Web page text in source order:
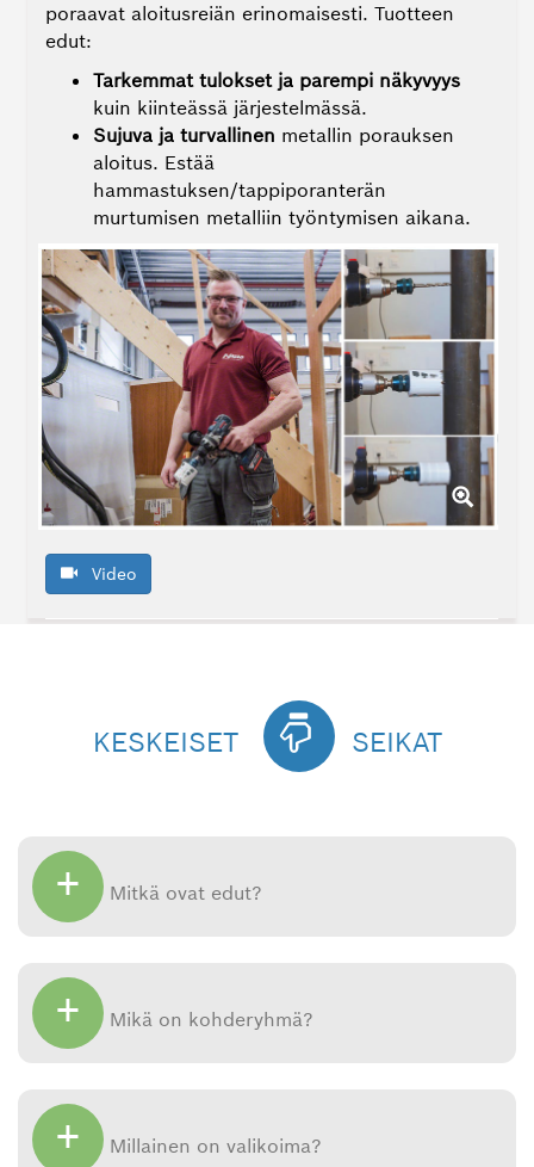
poraavat aloitusreiän erinomaisesti. Tuotteen
edut:
Tarkemmat tulokset ja parempi näkyvyys
kuin kiinteässä järjestelmässä.
Sujuva ja turvallinen metallin porauksen
aloitus. Estää
hammastuksen/tappiporanterän
murtumisen metalliin työntymisen aikana.
Video
KESKEISET SEIKAT
+ Mitkä ovat edut?
+ Mikä on kohderyhmä?
+ Millainen on valikoima?